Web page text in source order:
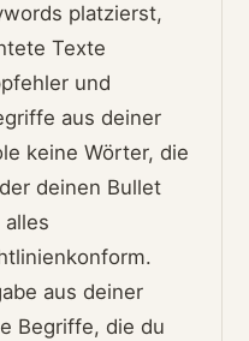
platzierst,
Texte
und
aus deiner
keine Wörter, die
deinen Bullet
aus deiner
Begriffe, die du